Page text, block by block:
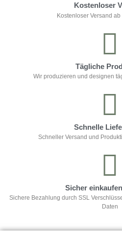
Kostenloser
Kostenloser Versand
Tägliche
Wir produzieren und designen
Schnelle
Schneller Versand und
Sicher
Sichere Bezahlung durch SSL
Daten